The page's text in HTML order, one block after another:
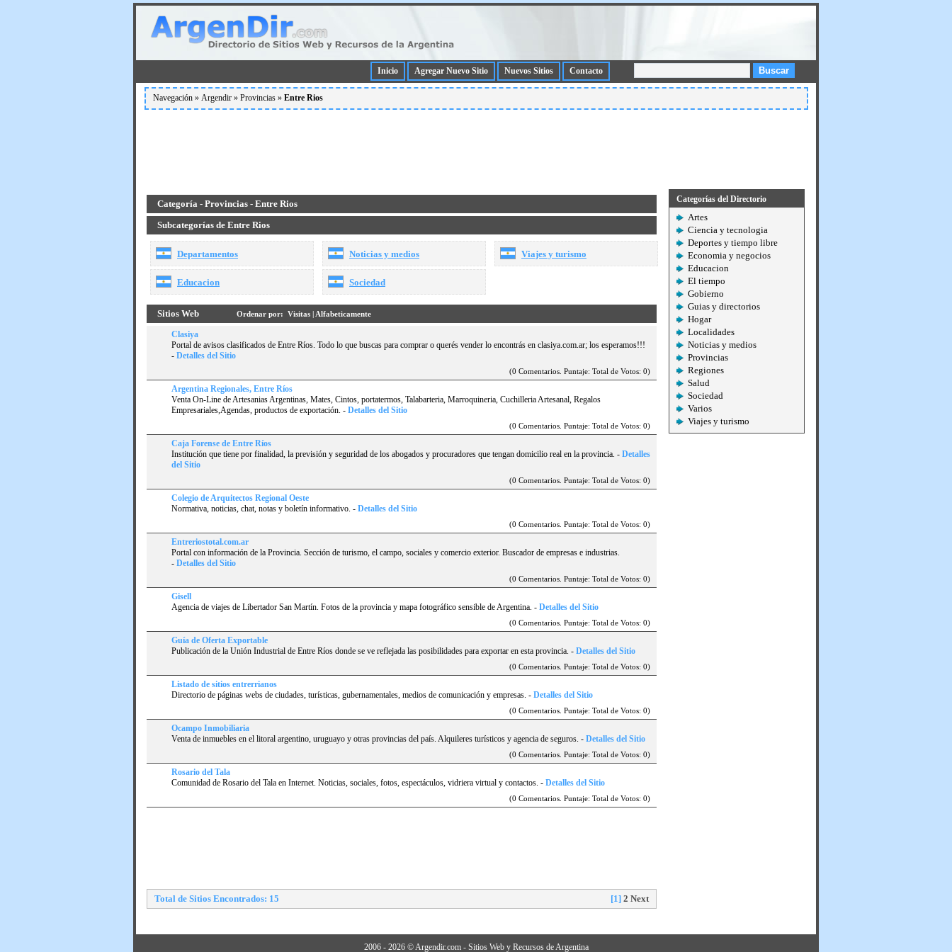
Buscar
Inicio Agregar Nuevo Sitio Nuevos Sitios Contacto
Navegación » Argendir » Provincias » Entre Rios
Categoría - Provincias - Entre Rios
Subcategorías de Entre Rios
Departamentos
Educacion
Noticias y medios
Sociedad
Viajes y turismo
Sitios Web Ordenar por: Visitas | Alfabeticamente
Clasiya
Portal de avisos clasificados de Entre Ríos. Todo lo que buscas para comprar o querés vender lo encontrás en clasiya.com.ar; los esperamos!!!
- Detalles del Sitio
(0 Comentarios. Puntaje: Total de Votos: 0)
Argentina Regionales, Entre Ríos
Venta On-Line de Artesanias Argentinas, Mates, Cintos, portatermos, Talabarteria, Marroquineria, Cuchilleria Artesanal, Regalos
Empresariales,Agendas, productos de exportación. - Detalles del Sitio
(0 Comentarios. Puntaje: Total de Votos: 0)
Caja Forense de Entre Rí­os
Institución que tiene por finalidad, la previsión y seguridad de los abogados y procuradores que tengan domicilio real en la provincia. - Detalles
del Sitio
(0 Comentarios. Puntaje: Total de Votos: 0)
Colegio de Arquitectos Regional Oeste
Normativa, noticias, chat, notas y boletí­n informativo. - Detalles del Sitio
(0 Comentarios. Puntaje: Total de Votos: 0)
Entreriostotal.com.ar
Portal con información de la Provincia. Sección de turismo, el campo, sociales y comercio exterior. Buscador de empresas e industrias.
- Detalles del Sitio
(0 Comentarios. Puntaje: Total de Votos: 0)
Gisell
Agencia de viajes de Libertador San Martí­n. Fotos de la provincia y mapa fotográfico sensible de Argentina. - Detalles del Sitio
(0 Comentarios. Puntaje: Total de Votos: 0)
Guí­a de Oferta Exportable
Publicación de la Unión Industrial de Entre Rí­os donde se ve reflejada las posibilidades para exportar en esta provincia. - Detalles del Sitio
(0 Comentarios. Puntaje: Total de Votos: 0)
Listado de sitios entrerrianos
Directorio de páginas webs de ciudades, turí­sticas, gubernamentales, medios de comunicación y empresas. - Detalles del Sitio
(0 Comentarios. Puntaje: Total de Votos: 0)
Ocampo Inmobiliaria
Venta de inmuebles en el litoral argentino, uruguayo y otras provincias del paí­s. Alquileres turí­sticos y agencia de seguros. - Detalles del Sitio
(0 Comentarios. Puntaje: Total de Votos: 0)
Rosario del Tala
Comunidad de Rosario del Tala en Internet. Noticias, sociales, fotos, espectáculos, vidriera virtual y contactos. - Detalles del Sitio
(0 Comentarios. Puntaje: Total de Votos: 0)
[1] 2 Next
Total de Sitios Encontrados: 15
Categorías del Directorio
Artes
Ciencia y tecnologia
Deportes y tiempo libre
Economia y negocios
Educacion
El tiempo
Gobierno
Guias y directorios
Hogar
Localidades
Noticias y medios
Provincias
Regiones
Salud
Sociedad
Varios
Viajes y turismo
2006 - 2026 © Argendir.com - Sitios Web y Recursos de Argentina